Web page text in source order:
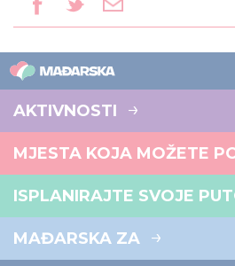
AKTIVNOSTI
MJESTA KOJA MOŽETE
ISPLANIRAJTE SVOJE
MAĐARSKA ZA